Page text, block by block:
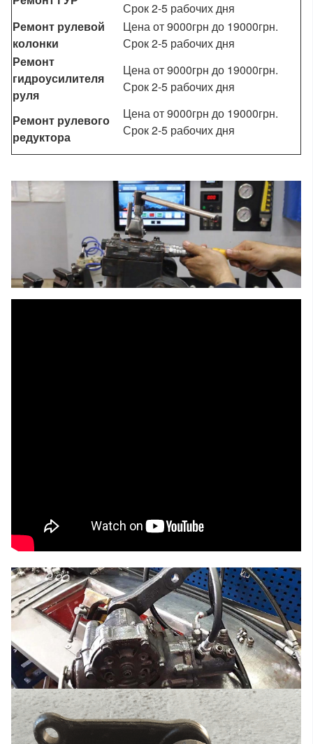
Срок 2-5 рабочих дня
Ремонт рулевой
колонки
Цена от 9000грн до 19000грн.
Срок 2-5 рабочих дня
Ремонт
гидроусилителя
руля
Цена от 9000грн до 19000грн.
Срок 2-5 рабочих дня
Ремонт рулевого
редуктора
Цена от 9000грн до 19000грн.
Срок 2-5 рабочих дня